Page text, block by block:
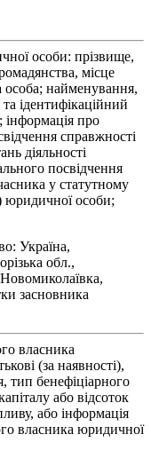
особи: прізвище,
місце
найменування,
ідентифікаційний
про
справжності
діяльності
посвідчення
у статутному
юридичної особи;
Україна,
обл.,
засновника
власника
(за наявності),
тип бенефіціарного
або відсоток
або інформація
власника юридичної